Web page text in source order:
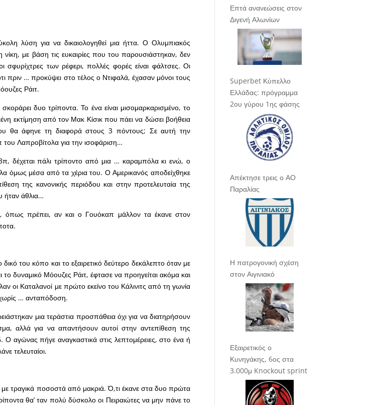
λύση για να δικαιολογηθεί μια ήττα. Ο Ολυμπιακός
νίκη, με βάση τις ευκαιρίες που του παρουσιάστηκαν, δεν
σφυρίχτρες των ρέφερι, πολλές φορές είναι φάλτσες. Οι
πριν … προκύψει στο τέλος ο Ντιφαλά, έχασαν μόνοι τους
Ράιτ.
δυο τρίποντα. Το ένα είναι μισομαρκαρισμένο, το
εκτίμηση από τον Μακ Κίσικ που πάει να δώσει βοήθεια
θα άφηνε τη διαφορά στους 3 πόντους; Σε αυτή την
Λαπροβίτολα για την ισοφάριση…
δέχεται πάλι τρίποντο από μια … καραμπόλα κι ενώ, ο
όμως μέσα από τα χέρια του. Ο Αμερικανός αποδείχθηκε
της κανονικής περιόδου και στην προτελευταία της
ήταν άθλια…
όπως πρέπει, αν και ο Γουόκαπ μάλλον τα έκανε στον
του κόπο και το εξαιρετικό δεύτερο δεκάλεπτο όταν με
δυναμικό Μόουζες Ράιτ, έφτασε να προηγείται ακόμα και
οι Καταλανοί με πρώτο εκείνο του Κάλινιτς από τη γωνία
… ανταπόδοση.
μια τεράστια προσπάθεια όχι για να διατηρήσουν
αλλά για να απαντήσουν αυτοί στην αντεπίθεση της
αγώνας πήγε αναγκαστικά στις λεπτομέρειες, στο ένα ή
τελευταίοι.
τραγικά ποσοστά από μακριά. Ό,τι έκανε στα δυο πρώτα
θα’ ταν πολύ δύσκολο οι Πειραιώτες να μην πάνε το
Επτά ανανεώσεις στον
Διγενή Αλωνίων
Superbet Κύπελλο
Ελλάδας: πρόγραμμα
2ου γύρου 1ης φάσης
Απέκτησε τρεις ο ΑΟ
Παραλίας
Η πατρογονική σχέση
στον Αιγινιακό
Εξαιρετικός ο
Κυνηγάκης, 6ος στα
3.000μ Knockout sprint